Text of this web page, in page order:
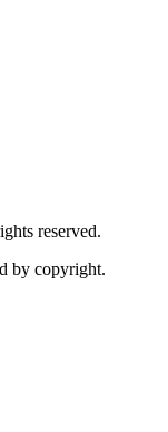
reserved.
by copyright.